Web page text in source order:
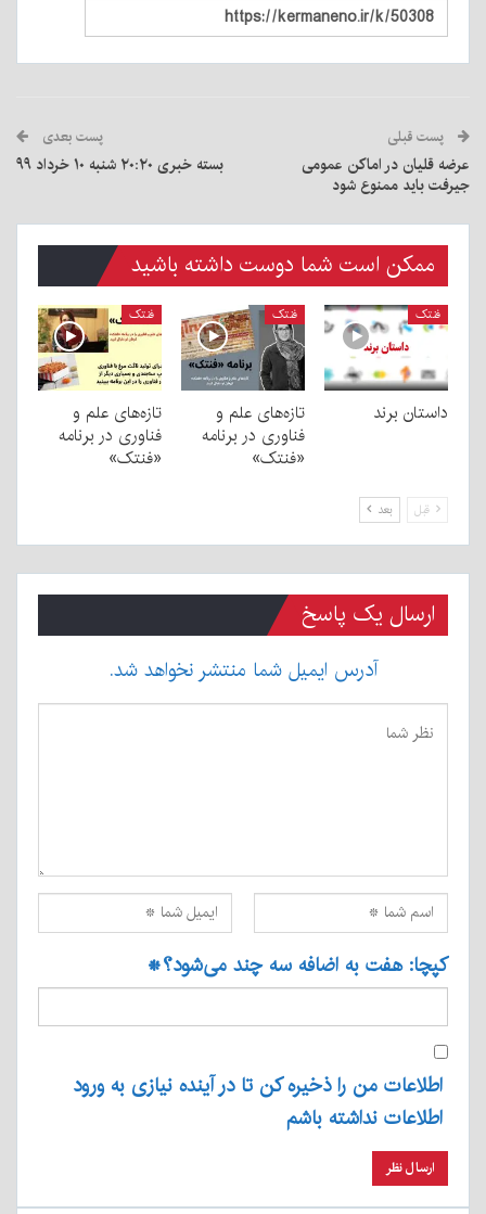
پست قبلی
عرضه قلیان در اماکن عمومی
جیرفت باید ممنوع شود
پست بعدی
بسته خبری ۲۰:۲۰ شنبه ۱۰ خرداد ۹۹
ممکن است شما دوست داشته باشید
فنتک
داستان برند
فنتک
تازه‌های علم و
فناوری در برنامه
«فنتک»
فنتک
تازه‌های علم و
فناوری در برنامه
«فنتک»
قبل بعد
ارسال یک پاسخ
آدرس ایمیل شما منتشر نخواهد شد.
کپچا: هفت به اضافه سه چند می‌شود؟*
اطلاعات من را ذخیره کن تا در آینده نیازی به ورود
اطلاعات نداشته باشم